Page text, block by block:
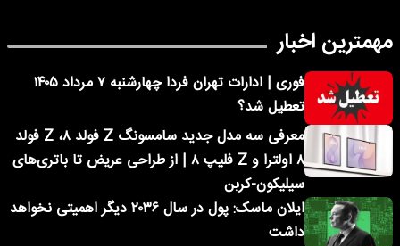
مهمترین اخبار
فوری | ادارات تهران فردا چهارشنبه ۷ مرداد ۱۴۰۵
تعطیل شد؟
معرفی سه مدل جدید سامسونگ Z فولد ۸، Z فولد
۸ اولترا و Z فلیپ ۸ | از طراحی عریض تا باتری‌های
سیلیکون-کربن
ایلان ماسک: پول در سال ۲۰۳۶ دیگر اهمیتی نخواهد
داشت